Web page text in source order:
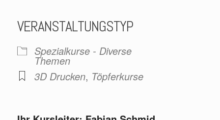
VERANSTALTUNGSTYP
Spezialkurse - Diverse
Themen
3D Drucken, Töpferkurse